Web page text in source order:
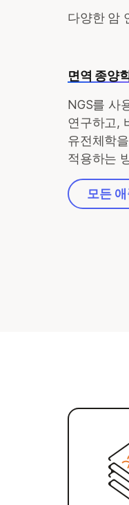
다양한 암
면역 종양
NGS를 사
연구하고,
유전체학
적용하는
모든